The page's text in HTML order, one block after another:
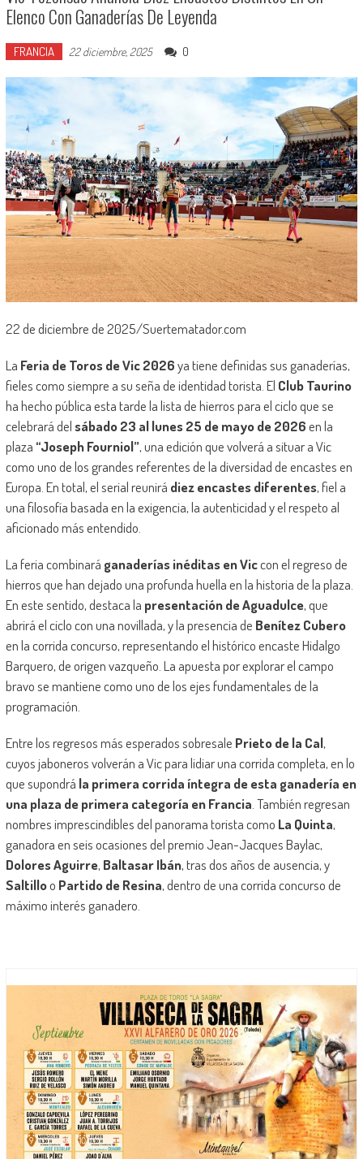
Elenco Con Ganaderías De Leyenda
FRANCIA 22 diciembre, 2025 0
22 de diciembre de 2025/Suertematador.com
La Feria de Toros de Vic 2026ya tiene definidas sus ganaderías,
fieles como siempre a su seña de identidad torista. El Club Taurino
ha hecho pública esta tarde la lista de hierros para el ciclo que se
celebrará delsábado 23 al lunes 25 de mayo de 2026en la
plaza“Joseph Fourniol”, una edición que volverá a situar a Vic
como uno de los grandes referentes de la diversidad de encastes en
Europa. En total, el serial reunirá diez encastes diferentes, fiel a
una filosofía basada en la exigencia, la autenticidad y el respeto al
aficionado más entendido.
La feria combinará ganaderías inéditas en Viccon el regreso de
hierros que han dejado una profunda huella en la historia de la plaza.
En este sentido, destaca la presentación de Aguadulce, que
abrirá el ciclo con una novillada, y la presencia de Benítez Cubero
en la corrida concurso, representando el histórico encaste Hidalgo
Barquero, de origen vazqueño. La apuesta por explorar el campo
bravo se mantiene como uno de los ejes fundamentales de la
programación.
Entre los regresos más esperados sobresale Prieto de la Cal,
cuyos jaboneros volverán a Vic para lidiar una corrida completa, en lo
que supondrá la primera corrida íntegra de esta ganadería en
una plaza de primera categoría en Francia . También regresan
nombres imprescindibles del panorama torista como La Quinta,
ganadora en seis ocasiones del premio Jean-Jacques Baylac,
Dolores Aguirre, Baltasar Ibán, tras dos años de ausencia, y
Saltilloo Partido de Resina, dentro de una corrida concurso de
máximo interés ganadero.